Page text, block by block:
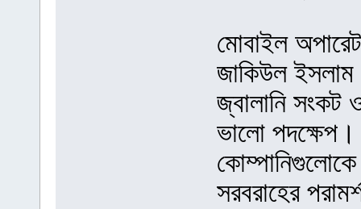
মোবাইল
জাকিউল ইসলাম
জ্বালানি সংকট ও
ভালো পদক্ষেপ।
সরবরাহের